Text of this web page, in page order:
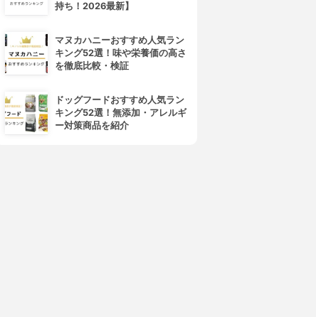
持ち！2026最新】
マヌカハニーおすすめ人気ラン
キング52選！味や栄養価の高さ
を徹底比較・検証
ドッグフードおすすめ人気ラン
キング52選！無添加・アレルギ
ー対策商品を紹介